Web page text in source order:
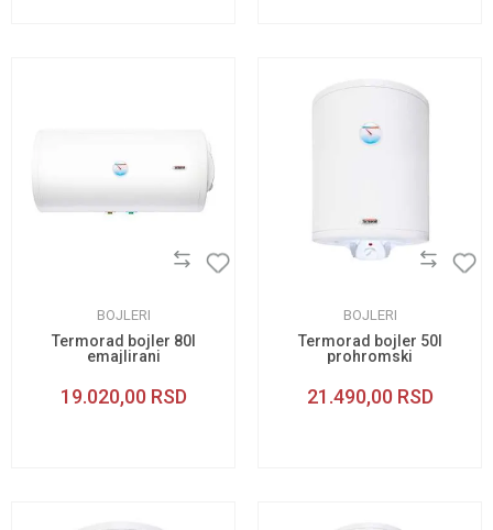
BOJLERI
Termorad bojler 80l
emajlirani
19.020,00 RSD
BOJLERI
Termorad bojler 50l
prohromski
21.490,00 RSD